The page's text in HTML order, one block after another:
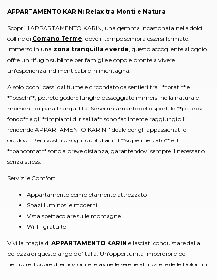
APPARTAMENTO KARIN: Relax tra Monti e Natura
Scopri il APPARTAMENTO KARIN, una gemma incastonata nelle dolci
colline di Comano Terme, dove il tempo sembra essersi fermato.
Immerso in una zona tranquilla e verde, questo accogliente alloggio
offre un rifugio sublime per famiglie e coppie pronte a vivere
un'esperienza indimenticabile in montagna.
A solo pochi passi dal fiume e circondato da sentieri tra i **prati** e
**boschi**, potrete godere lunghe passeggiate immersi nella natura e
momenti di pura tranquillità. Se sei un amante dello sport, le **piste da
fondo** e gli **impianti di risalita** sono facilmente raggiungibili,
rendendo APPARTAMENTO KARIN l'ideale per gli appassionati di
outdoor. Per i vostri bisogni quotidiani, il **supermercato** e il
**bancomat** sono a breve distanza, garantendovi sempre il necessario
senza stress.
Servizi e Comfort
Appartamento completamente attrezzato
Spazi luminosi e moderni
Vista spettacolare sulle montagne
Wi-Fi gratuito
Vivi la magia di APPARTAMENTO KARIN e lasciati conquistare dalla
bellezza di questo angolo d’Italia. Un’opportunità imperdibile per
riempire il cuore di emozioni e relax nelle serene atmosfere delle Dolomiti.